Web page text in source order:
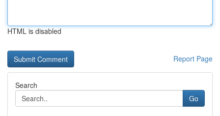
HTML is disabled
Report Page
Search
Go